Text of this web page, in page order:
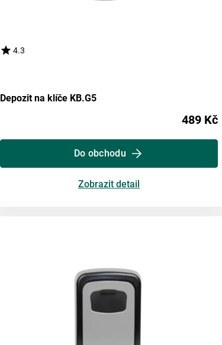
4.3
Depozit na klíče KB.G5
489 Kč
Do obchodu
Zobrazit detail